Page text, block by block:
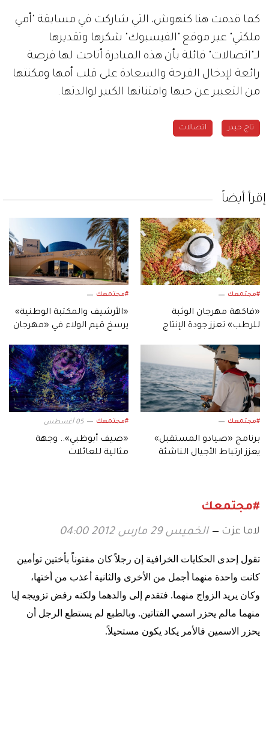
كما قدمت هنا كنهوش، التي شاركت في مسابقة "أمي
ملكتي" عبر موقع "الفيسبوك" شكرها وتقديرها
لــ"اتصالات" قائلة بأن هذه المبادرة أتاحت لها فرصة
رائعة لإدخال الفرحة والسعادة على قلب أمها ومكنتها
من التعبير عن حبها وامتنانها الكبير لوالدتها .
تاج حيدر اتصالات
إقرأ أيضاً
#مجتمعك
«فاكهة مهرجان الوثبة
للرطب» تعزز جودة الإنتاج
#مجتمعك
«الأرشيف والمكتبة الوطنية»
يرسخ قيم الولاء في «مهرجان
#مجتمعك
برنامج «صيادو المستقبل»
يعزز ارتباط الأجيال الناشئة
#مجتمعك 05 أغسطس
«صيف أبوظبي».. وجهة
مثالية للعائلات
#مجتمعك
لاما عزت الخميس 29 مارس 2012 04:00
تقول إحدى الحكايات الخرافية إن رجلاً كان مفتوناً بأختين توأمين
كانت واحدة منهما أجمل من الأخرى والثانية أعذب من أختها،
وكان يريد الزواج منهما. فتقدم إلى والدهما ولكنه رفض تزويجه إيا
منهما مالم يحزر اسمي الفتاتين. وبالطبع لم يستطع الرجل أن
يحزر الاسمين فالأمر يكاد يكون مستحيلاً.